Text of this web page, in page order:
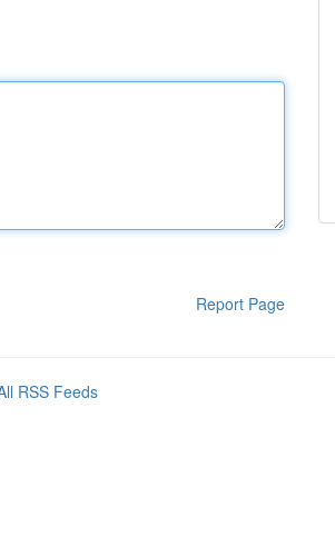
Report Page
RSS Feeds